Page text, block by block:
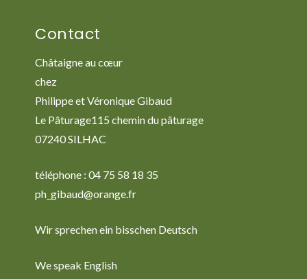
Contact
Châtaigne au cœur
chez
Philippe et Véronique Gibaud
Le Pâturage115 chemin du pâturage
07240 SILHAC
téléphone : 04 75 58 18 35
ph_gibaud@orange.fr
Wir sprechen ein bisschen Deutsch
We speak English